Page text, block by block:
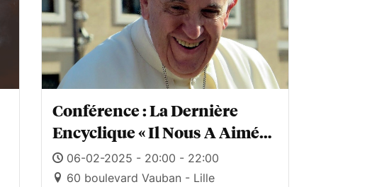
Conférence : La Dernière
Encyclique « Il Nous A Aimés »
: Une Clé De Lecture De La
Pensée Du Pape François ?
06-02-2025 - 20:00 - 22:00
60 boulevard Vauban - Lille